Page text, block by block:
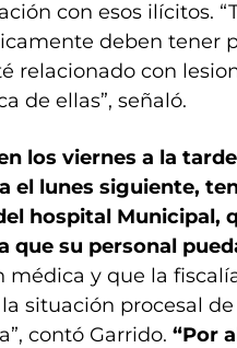
con esos ilícitos.
deben tener
relacionado con
de ellas”, señaló.
los viernes a la
el lunes siguiente,
hospital Municipal,
que su personal
médica y que la
situación procesal
contó Garrido. “Por